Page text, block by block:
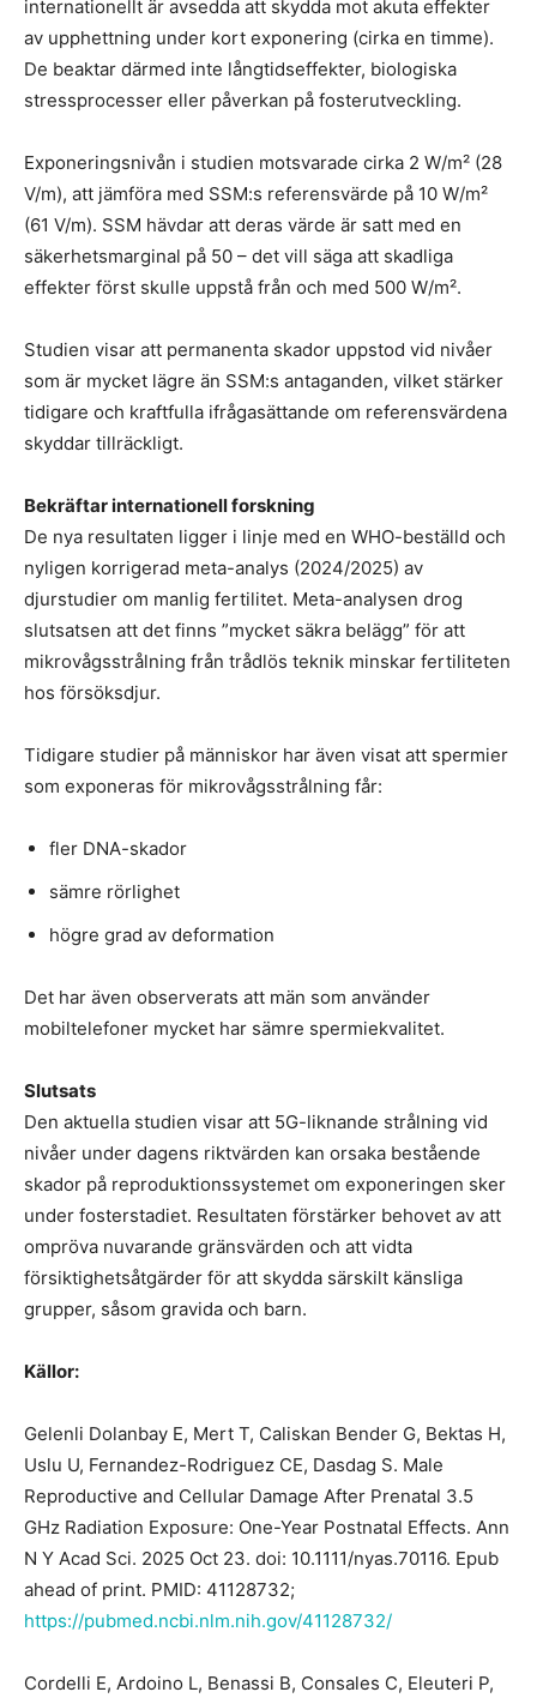
internationellt är avsedda att skydda mot akuta effekter
av upphettning under kort exponering (cirka en timme).
De beaktar därmed inte långtidseffekter, biologiska
stressprocesser eller påverkan på fosterutveckling.
Exponeringsnivån i studien motsvarade cirka 2 W/m² (28
V/m), att jämföra med SSM:s referensvärde på 10 W/m²
(61 V/m). SSM hävdar att deras värde är satt med en
säkerhetsmarginal på 50 – det vill säga att skadliga
effekter först skulle uppstå från och med 500 W/m².
Studien visar att permanenta skador uppstod vid nivåer
som är mycket lägre än SSM:s antaganden, vilket stärker
tidigare och kraftfulla ifrågasättande om referensvärdena
skyddar tillräckligt.
Bekräftar internationell forskning
De nya resultaten ligger i linje med en WHO-beställd och
nyligen korrigerad meta-analys (2024/2025) av
djurstudier om manlig fertilitet. Meta-analysen drog
slutsatsen att det finns ”mycket säkra belägg” för att
mikrovågsstrålning från trådlös teknik minskar fertiliteten
hos försöksdjur.
Tidigare studier på människor har även visat att spermier
som exponeras för mikrovågsstrålning får:
fler DNA-skador
sämre rörlighet
högre grad av deformation
Det har även observerats att män som använder
mobiltelefoner mycket har sämre spermiekvalitet.
Slutsats
Den aktuella studien visar att 5G-liknande strålning vid
nivåer under dagens riktvärden kan orsaka bestående
skador på reproduktionssystemet om exponeringen sker
under fosterstadiet. Resultaten förstärker behovet av att
ompröva nuvarande gränsvärden och att vidta
försiktighetsåtgärder för att skydda särskilt känsliga
grupper, såsom gravida och barn.
Källor:
Gelenli Dolanbay E, Mert T, Caliskan Bender G, Bektas H,
Uslu U, Fernandez-Rodriguez CE, Dasdag S. Male
Reproductive and Cellular Damage After Prenatal 3.5
GHz Radiation Exposure: One-Year Postnatal Effects. Ann
N Y Acad Sci. 2025 Oct 23. doi: 10.1111/nyas.70116. Epub
ahead of print. PMID: 41128732;
https://pubmed.ncbi.nlm.nih.gov/41128732/
Cordelli E, Ardoino L, Benassi B, Consales C, Eleuteri P,